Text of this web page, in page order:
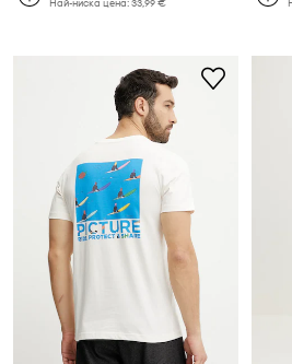
Най-ниска цена:33,99 €